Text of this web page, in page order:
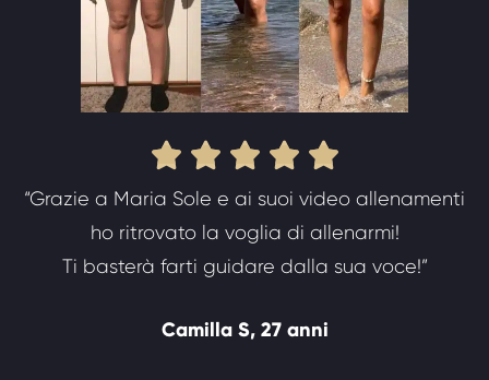
    
“Grazie a Maria Sole e ai suoi video allenamenti
ho ritrovato la voglia di allenarmi!
Ti basterà farti guidare dalla sua voce!”
Camilla S, 27 anni